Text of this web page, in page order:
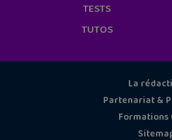
TESTS
TUTOS
La
Partenariat &
Formations